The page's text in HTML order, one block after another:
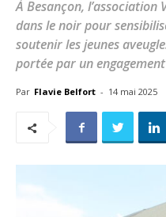
À Besançon, l’association
dans le noir pour
soutenir les jeunes
portée par un
Par Flavie Belfort - 14 mai 2025